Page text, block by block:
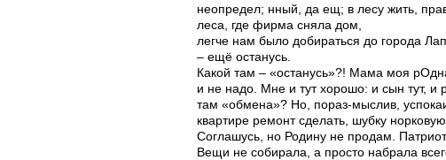
неопредел; нный, да ещ; в лесу жить,
леса, где фирма сняла дом,
легче нам было добираться до города
– ещё останусь.
Какой там – «останусь»?! Мама моя
и не надо. Мне и тут хорошо: и сын тут, и
там «обмена»? Но, пораз-мыслив,
квартире ремонт сделать, шубку
Соглашусь, но Родину не продам.
Вещи не собирала, а просто набрала